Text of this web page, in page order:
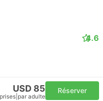
4.6
USD 85
par adulte
Réserver